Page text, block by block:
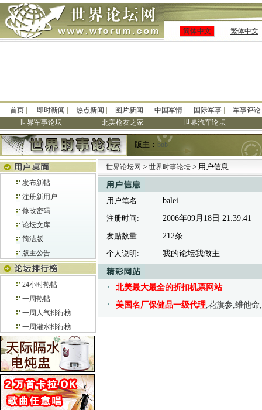
简体中文 繁体中文
首页 | 即时新闻 | 热点新闻 | 图片新闻 | 中国军情 | 国际军事 |
军事评论
世界军事论坛
北美枪友之家 世界汽车论坛
版主： bob
发布新帖
注册新用户
修改密码
论坛文库
简洁版
版主公告
24小时热帖
一周热帖
一周人气排行榜
一周灌水排行榜
世界论坛网 > 世界时事论坛 > 用户信息
用户笔名:
balei
注册时间:
2006年09月18日 21:39:41
发贴数量:
212条
个人说明:
我的论坛我做主
北美最大最全的折扣机票网站
美国名厂保健品一级代理,花旗参,维他